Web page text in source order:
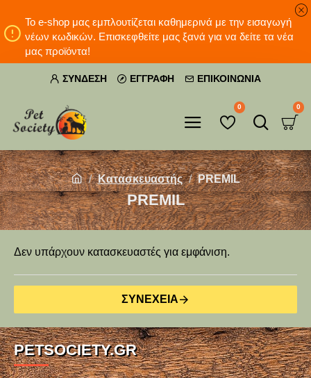
Το e-shop μας εμπλουτίζεται καθημερινά με την εισαγωγή
νέων κωδικών. Επισκεφθείτε μας ξανά για να δείτε τα νέα
μας προϊόντα!
ΣΎΝΔΕΣΗ ΕΓΓΡΑΦΉ ΕΠΙΚΟΙΝΩΝΊΑ
0 0
Κατασκευαστής PREMIL
PREMIL
Δεν υπάρχουν κατασκευαστές για εμφάνιση.
ΣΥΝΈΧΕΙΑ
PETSOCIETY.GR